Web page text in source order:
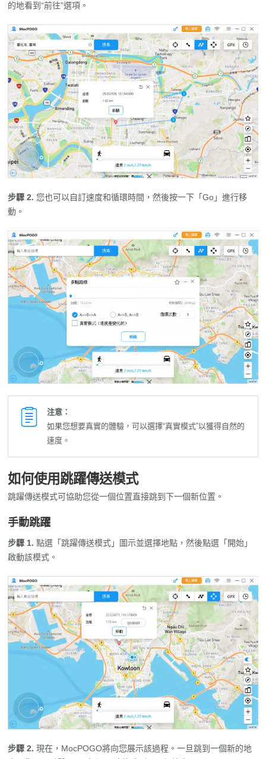
的地看到“前往”選項。
步驟 2. 您也可以自訂速度和循環時間，然後按一下「Go」進行移
動。
注意：
如果您想要真實的體驗，可以選擇“真實模式”以獲得自然的
速度。
如何使用跳躍傳送模式
跳躍傳送模式可協助您從一個位置直接跳到下一個新位置。
手動跳躍
步驟 1. 點選「跳躍傳送模式」圖示並選擇地點，然後點選「開始」
啟動該模式。
步驟 2. 現在，MocPOGO將向您展示該過程。一旦跳到一個新的地